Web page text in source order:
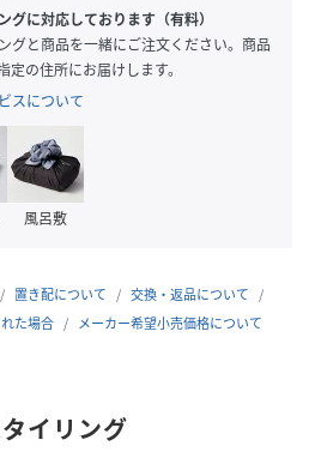
ジュアルにはもちろん、ゆったり
わせた、大人のリラックススタイ
着用サイズ：F
着用サイズ：F
着用サイズ：F
ース
グに対応しております（有料）
グと商品を一緒にご注文ください。商品
の住所にお届けします。
スについて
風呂敷
置き配について
交換・返品について
た場合
メーカー希望小売価格について
イリング